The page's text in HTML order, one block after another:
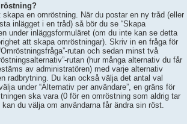
skapa en omröstning. När du postar en ny tråd (eller
inlägget i en tråd) så bör du se “Skapa
under inläggsformuläret (om du inte kan se detta
att skapa omröstningar). Skriv in en fråga för
rutan och sedan minst två
rutan (hur många alternativ du får
av administratören) med varje alternativ
radbrytning. Du kan också välja det antal val
under “Alternativ per användare”, en gräns för
ska vara (0 för en omröstning som aldrig tar
du välja om användarna får ändra sin röst.